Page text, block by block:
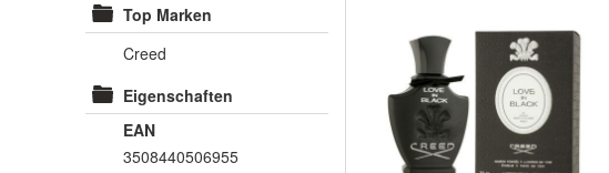
Top Marken
Creed
Eigenschaften
EAN
3508440506955